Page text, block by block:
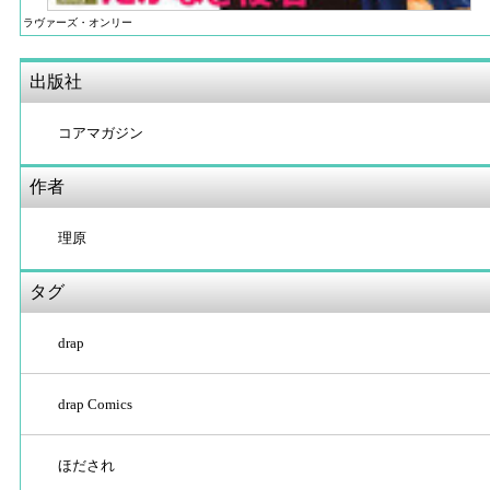
ラヴァーズ・オンリー
出版社
コアマガジン
作者
理原
タグ
drap
drap Comics
ほだされ